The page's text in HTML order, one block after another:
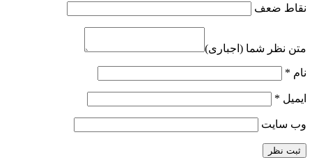
نقاط ضعف
متن نظر شما (اجباری)
نام *
ایمیل *
وب‌ سایت